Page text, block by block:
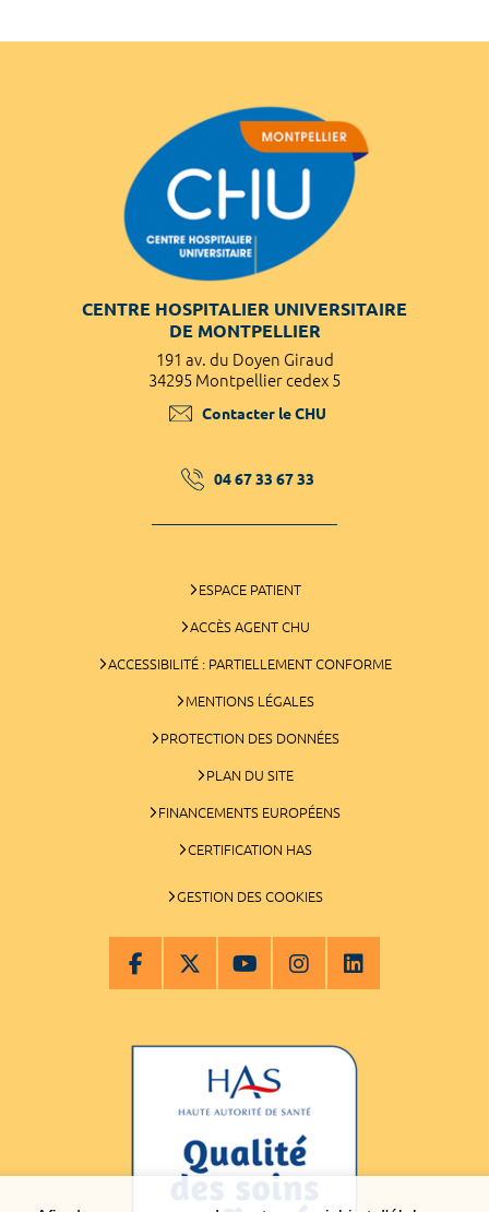
CENTRE HOSPITALIER UNIVERSITAIRE
DE MONTPELLIER
191 av. du Doyen Giraud
34295 Montpellier cedex 5
Contacter le CHU
04 67 33 67 33
ESPACE PATIENT
ACCÈS AGENT CHU
ACCESSIBILITÉ : PARTIELLEMENT CONFORME
MENTIONS LÉGALES
PROTECTION DES DONNÉES
PLAN DU SITE
FINANCEMENTS EUROPÉENS
CERTIFICATION HAS
GESTION DES COOKIES